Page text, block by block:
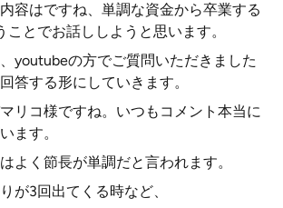
容はですね、単調な資金から卒業する
ことでお話ししようと思います。
youtubeの方でご質問いただきました
答する形にしていきます。
リコ様ですね。いつもコメント本当に
ます。
よく節長が単調だと言われます。
が3回出てくる時など、